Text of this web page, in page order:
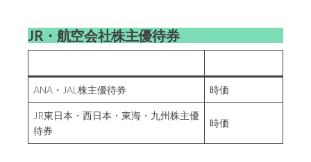
JR・航空会社株主優待券
ANA・JAL株主優待券 時価
JR東日本・西日本・東海・九州株主優
待券
時価